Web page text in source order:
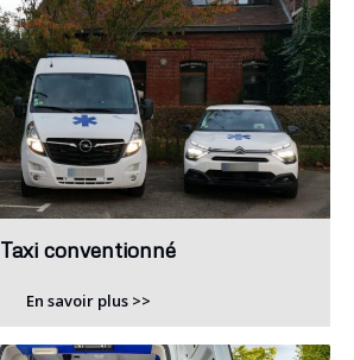
Taxi conventionné
En savoir plus >>